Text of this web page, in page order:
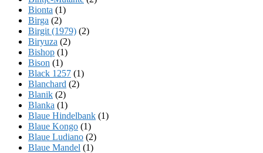
Bionta (1)
Birga (2)
Birgit (1979) (2)
Biryuza (2)
Bishop (1)
Bison (1)
Black 1257 (1)
Blanchard (2)
Blanik (2)
Blanka (1)
Blaue Hindelbank (1)
Blaue Kongo (1)
Blaue Ludiano (2)
Blaue Mandel (1)